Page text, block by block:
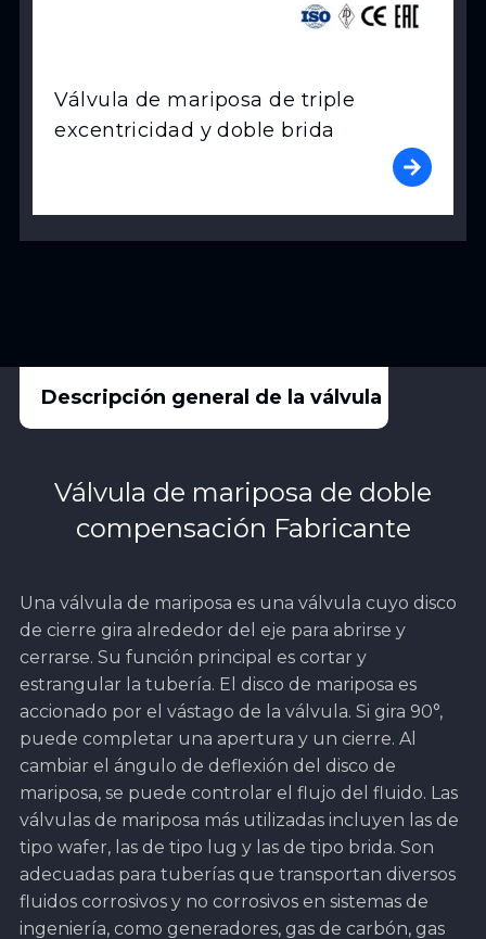
Válvula de mariposa de triple
excentricidad y doble brida
Válvula de mariposa de doble
compensación Fabricante
Una válvula de mariposa es una válvula cuyo disco
de cierre gira alrededor del eje para abrirse y
cerrarse. Su función principal es cortar y
estrangular la tubería. El disco de mariposa es
accionado por el vástago de la válvula. Si gira 90°,
puede completar una apertura y un cierre. Al
cambiar el ángulo de deflexión del disco de
mariposa, se puede controlar el flujo del fluido. Las
válvulas de mariposa más utilizadas incluyen las de
tipo wafer, las de tipo lug y las de tipo brida. Son
adecuadas para tuberías que transportan diversos
fluidos corrosivos y no corrosivos en sistemas de
ingeniería, como generadores, gas de carbón, gas
Descripción general de la válvula